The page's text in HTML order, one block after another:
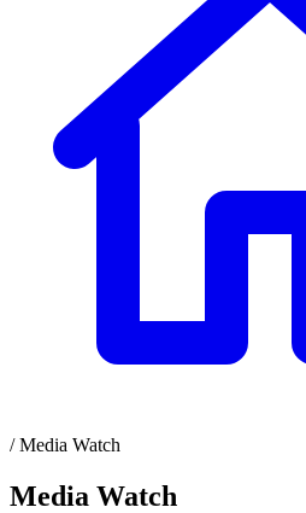
/ Media Watch
Media Watch